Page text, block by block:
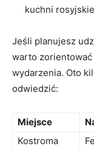
kuchni
Jeśli planujesz
warto‍
wydarzenia. Oto⁣
odwiedzić:
Miejsce
Kostroma